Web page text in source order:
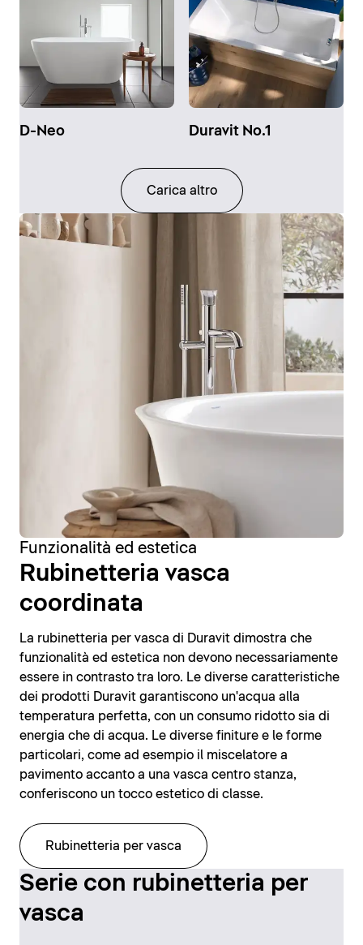
D-Neo Duravit No.1
Carica altro
Funzionalità ed estetica
Rubinetteria vasca
coordinata
La rubinetteria per vasca di Duravit dimostra che
funzionalità ed estetica non devono necessariamente
essere in contrasto tra loro. Le diverse caratteristiche
dei prodotti Duravit garantiscono un'acqua alla
temperatura perfetta, con un consumo ridotto sia di
energia che di acqua. Le diverse finiture e le forme
particolari, come ad esempio il miscelatore a
pavimento accanto a una vasca centro stanza,
conferiscono un tocco estetico di classe.
Rubinetteria per vasca
Serie con rubinetteria per
vasca